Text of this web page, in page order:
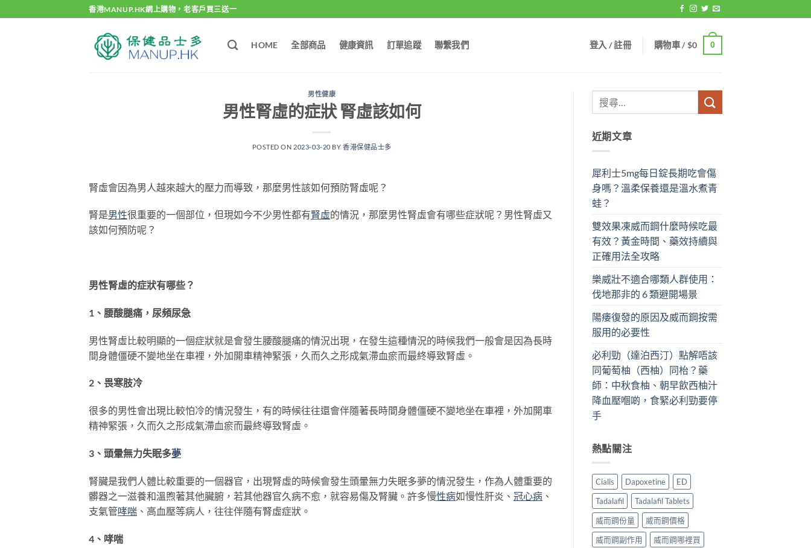
to
香港MANUP.HK網上購物，老客戶買三送一
HOME 全部商品 健康資訊 訂單追蹤 聯繫我們 登入 / 註冊 購物車 /$0 0
男性健康
男性腎虛的症狀 腎虛該如何
POSTED ON 2023-03-20 BY香港保健品士多
腎虛會因為男人越來越大的壓力而導致，那麼男性該如何預防腎虛呢？
腎是男性很重要的一個部位，但現如今不少男性都有腎虛的情況，那麼男性腎虛會有哪些症狀呢？男性腎虛又
該如何預防呢？
男性腎虛的症狀有哪些？
1、腰酸腿痛，尿頻尿急
男性腎虛比較明顯的一個症狀就是會發生腰酸腿痛的情況出現，在發生這種情況的時候我們一般會是因為長時
間身體僵硬不變地坐在車裡，外加開車精神緊張，久而久之形成氣滯血瘀而最終導致腎虛。
2、畏寒肢冷
很多的男性會出現比較怕冷的情況發生，有的時候往往還會伴隨著長時間身體僵硬不變地坐在車裡，外加開車
精神緊張，久而久之形成氣滯血瘀而最終導致腎虛。
3、頭暈無力失眠多夢
腎臟是我們人體比較重要的一個器官，出現腎虛的時候會發生頭暈無力失眠多夢的情況發生，作為人體重要的
髒器之一滋養和溫煦著其他臟腑，若其他器官久病不愈，就容易傷及腎臟。許多慢性病如慢性肝炎、 冠心病 、
支氣管哮喘 、高血壓等病人，往往伴隨有腎虛症狀。
4、哮喘
近期文章
犀利士5mg每日錠長期吃會傷
身嗎？溫柔保養還是溫水煮青
蛙？
雙效果凍威而鋼什麼時候吃最
有效？黃金時間、藥效持續與
正確用法全攻略
樂威壯不適合哪類人群使用：
伐地那非的 6 類避開場景
陽痿復發的原因及威而鋼按需
服用的必要性
必利勁（達泊西汀）點解唔該
同葡萄柚（西柚）同枱？藥
師：中秋食柚、朝早飲西柚汁
降血壓嗰啲，食緊必利勁要停
手
熱點關注
Cialis Dapoxetine
ED
Tadalafil
Tadalafil Tablets
威而鋼份量
威而鋼價格
威而鋼副作用
威而鋼哪裡買